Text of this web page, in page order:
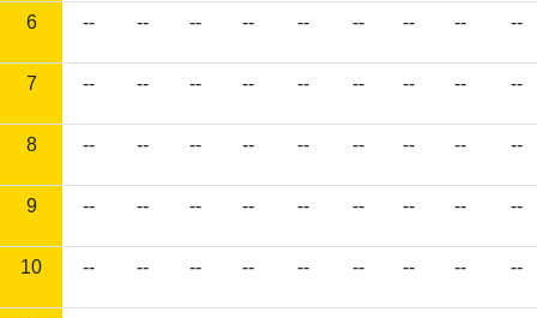
6 -- -- -- -- -- -- -- -- --
7 -- -- -- -- -- -- -- -- --
8 -- -- -- -- -- -- -- -- --
9 -- -- -- -- -- -- -- -- --
10 -- -- -- -- -- -- -- -- --